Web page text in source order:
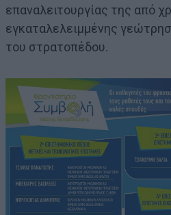
επαναλειτουργίας της από
εγκαταλελειμμένης
του στρατοπέδου.